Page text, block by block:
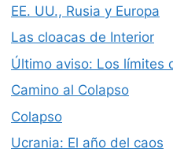
EE. UU., Rusia y Europa
Las cloacas de Interior
Último aviso: Los límites
Camino al Colapso
Colapso
Ucrania: El año del caos